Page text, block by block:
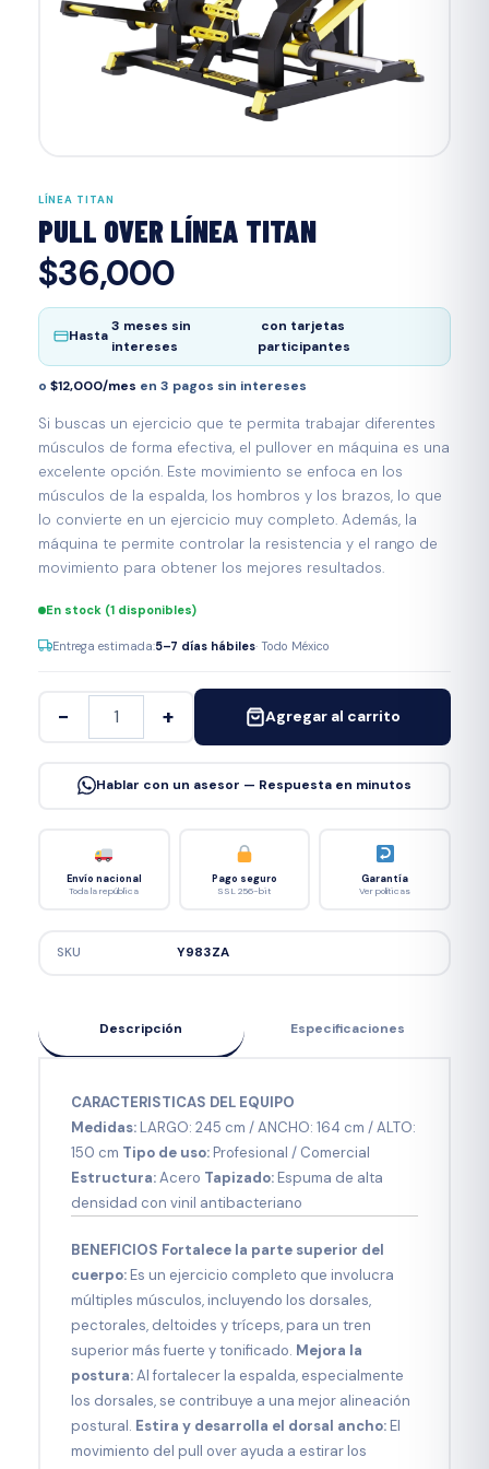
LÍNEA TITAN
PULL OVER LÍNEA TITAN
$36,000
Hasta
3 meses sin
intereses
con tarjetas
participantes
o $12,000/mes en 3 pagos sin intereses
Si buscas un ejercicio que te permita trabajar diferentes
músculos de forma efectiva, el pullover en máquina es una
excelente opción. Este movimiento se enfoca en los
músculos de la espalda, los hombros y los brazos, lo que
lo convierte en un ejercicio muy completo. Además, la
máquina te permite controlar la resistencia y el rango de
movimiento para obtener los mejores resultados.
En stock (1 disponibles)
Entrega estimada:5–7 días hábiles· Todo México
− + Agregar al carrito
Hablar con un asesor — Respuesta en minutos
Envío nacional
Toda la república
Pago seguro
SSL 256-bit
Garantía
Ver políticas
SKU Y983ZA
Descripción Especificaciones
CARACTERISTICAS DEL EQUIPO
Medidas: LARGO: 245 cm / ANCHO: 164 cm / ALTO:
150 cm Tipo de uso:Profesional / Comercial
Estructura:Acero Tapizado:Espuma de alta
densidad con vinil antibacteriano
BENEFICIOS Fortalece la parte superior del
cuerpo:Es un ejercicio completo que involucra
múltiples músculos, incluyendo los dorsales,
pectorales, deltoides y tríceps, para un tren
superior más fuerte y tonificado. Mejora la
postura:Al fortalecer la espalda, especialmente
los dorsales, se contribuye a una mejor alineación
postural. Estira y desarrolla el dorsal ancho:El
movimiento del pull over ayuda a estirar los